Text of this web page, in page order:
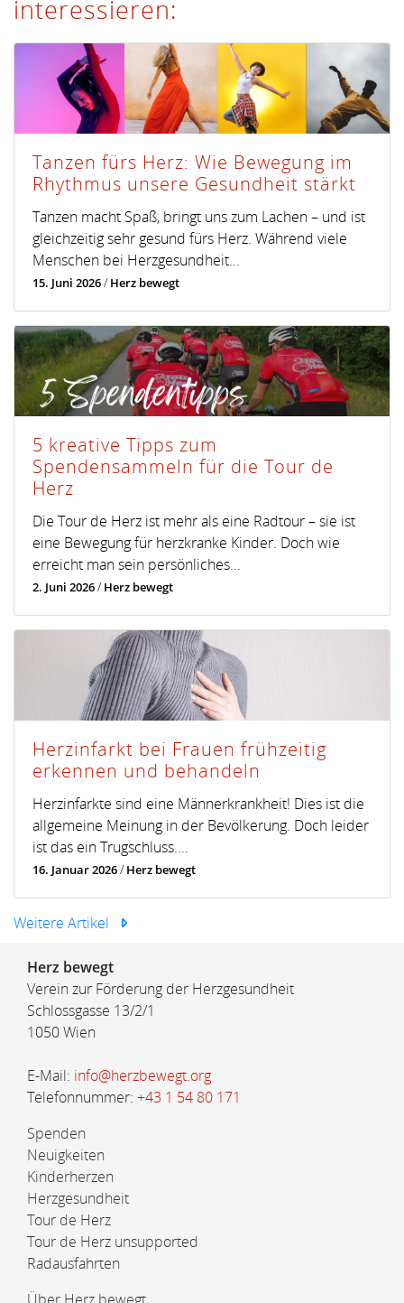
interessieren:
Tanzen fürs Herz: Wie Bewegung im
Rhythmus unsere Gesundheit stärkt
Tanzen macht Spaß, bringt uns zum Lachen – und ist
gleichzeitig sehr gesund fürs Herz. Während viele
Menschen bei Herzgesundheit...
15. Juni 2026/Herz bewegt
5 kreative Tipps zum
Spendensammeln für die Tour de
Herz
Die Tour de Herz ist mehr als eine Radtour – sie ist
eine Bewegung für herzkranke Kinder. Doch wie
erreicht man sein persönliches...
2. Juni 2026/Herz bewegt
Herzinfarkt bei Frauen frühzeitig
erkennen und behandeln
Herzinfarkte sind eine Männerkrankheit! Dies ist die
allgemeine Meinung in der Bevölkerung. Doch leider
ist das ein Trugschluss....
16. Januar 2026/Herz bewegt
Weitere Artikel
Herz bewegt
Verein zur Förderung der Herzgesundheit
Schlossgasse 13/2/1
1050 Wien
E-Mail: info@herzbewegt.org
Telefonnummer: +43 1 54 80 171
Spenden
Neuigkeiten
Kinderherzen
Herzgesundheit
Tour de Herz
Tour de Herz unsupported
Radausfahrten